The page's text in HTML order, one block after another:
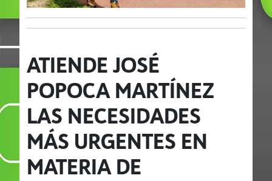
ATIENDE JOSÉ
POPOCA MARTÍNEZ
LAS NECESIDADES
MÁS URGENTES EN
MATERIA DE